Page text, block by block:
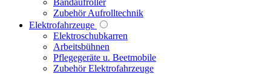
Zubehör Aufrolltechnik
Elektrofahrzeuge
Elektroschubkarren
Arbeitsbühnen
Pflegegeräte u. Beetmobile
Zubehör Elektrofahrzeuge